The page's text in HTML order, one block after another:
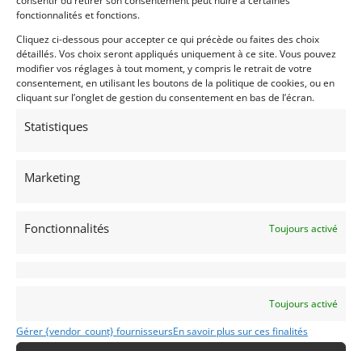
fonctionnalités et fonctions.
Cliquez ci-dessous pour accepter ce qui précède ou faites des choix
détaillés. Vos choix seront appliqués uniquement à ce site. Vous pouvez
modifier vos réglages à tout moment, y compris le retrait de votre
consentement, en utilisant les boutons de la politique de cookies, ou en
cliquant sur l’onglet de gestion du consentement en bas de l’écran.
Statistiques
Marketing
Fonctionnalités Toujours activé
Toujours activé
Gérer {vendor_count} fournisseursEn savoir plus sur ces finalités
AUTO
Voitures de collection